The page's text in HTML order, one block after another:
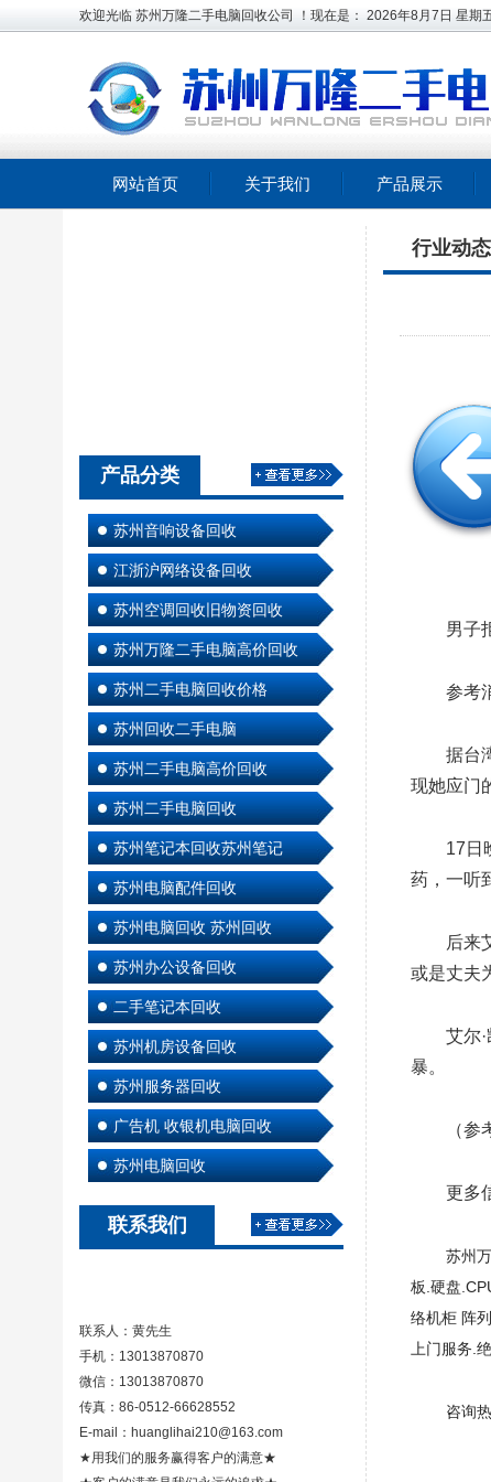
欢迎光临 苏州万隆二手电脑回收公司 ！现在是： 2026年8月7日 星期
网站首页 关于我们 产品展示
产品分类
苏州音响设备回收
江浙沪网络设备回收
苏州空调回收旧物资回收
苏州万隆二手电脑高价回收
苏州二手电脑回收价格
苏州回收二手电脑
苏州二手电脑高价回收
苏州二手电脑回收
苏州笔记本回收苏州笔记
苏州电脑配件回收
苏州电脑回收 苏州回收
苏州办公设备回收
二手笔记本回收
苏州机房设备回收
苏州服务器回收
广告机 收银机电脑回收
苏州电脑回收
联系我们
联系人：黄先生
手机：13013870870
微信：13013870870
传真：86-0512-66628552
E-mail：huanglihai210@163.com
★用我们的服务赢得客户的满意★
行业动态
男子
参考
据台
现她应门
17日
药，一听
后来
或是丈夫
艾尔
暴。
（参
更多
苏州
板.硬盘
络机柜 阵
上门服务.
咨询